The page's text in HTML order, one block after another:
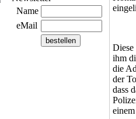
Name
eMail
Diese
ihm
die
der
dass